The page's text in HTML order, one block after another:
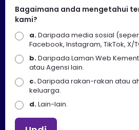
8891
7100
Penafian : Kerajaan Malaysia dan
Pelancongan Seni dan Budaya
bertanggungjawab atas
disebabkan oleh penggunaan
yang diperolehi dari portal ini.
Bagaimana anda mengetahui
kami?
a.Daripada media sosial
Facebook, Instagram, TikTok, X/
b.Daripada Laman Web
atau Agensi lain.
c.Daripada rakan-rakan atau
keluarga.
d.Lain-lain.
Apa Khabar! Selamat datang ke Portal
Pelancongan, Seni dan Budaya